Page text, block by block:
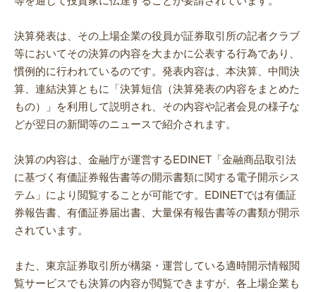
決算発表は、その上場企業の役員が証券取引所の記者クラブ
等においてその決算の内容を大まかに公表する行為であり、
慣例的に行われているのです。発表内容は、本決算、中間決
算、連結決算ともに「決算短信（決算発表の内容をまとめた
もの）」を利用して説明され、その内容や記者会見の様子な
どが翌日の新聞等のニュースで紹介されます。
決算の内容は、金融庁が運営するEDINET「金融商品取引法
に基づく有価証券報告書等の開示書類に関する電子開示シス
テム」により閲覧することが可能です。EDINETでは有価証
券報告書、有価証券届出書、大量保有報告書等の書類が開示
されています。
また、東京証券取引所が構築・運営している適時開示情報閲
覧サービスでも決算の内容が閲覧できますが、各上場企業も